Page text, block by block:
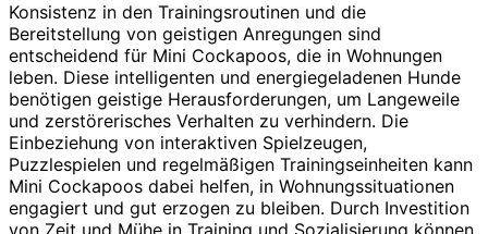
Konsistenz in den Trainingsroutinen und die
Bereitstellung von geistigen Anregungen sind
entscheidend für Mini Cockapoos, die in Wohnungen
leben. Diese intelligenten und energiegeladenen Hunde
benötigen geistige Herausforderungen, um Langeweile
und zerstörerisches Verhalten zu verhindern. Die
Einbeziehung von interaktiven Spielzeugen,
Puzzlespielen und regelmäßigen Trainingseinheiten kann
Mini Cockapoos dabei helfen, in Wohnungssituationen
engagiert und gut erzogen zu bleiben. Durch Investition